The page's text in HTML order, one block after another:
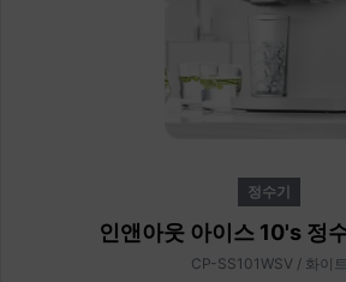
정수기
인앤아웃 아이스 10's 정
CP-SS101WSV / 화이트